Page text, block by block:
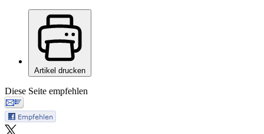
Artikel drucken
Diese Seite empfehlen